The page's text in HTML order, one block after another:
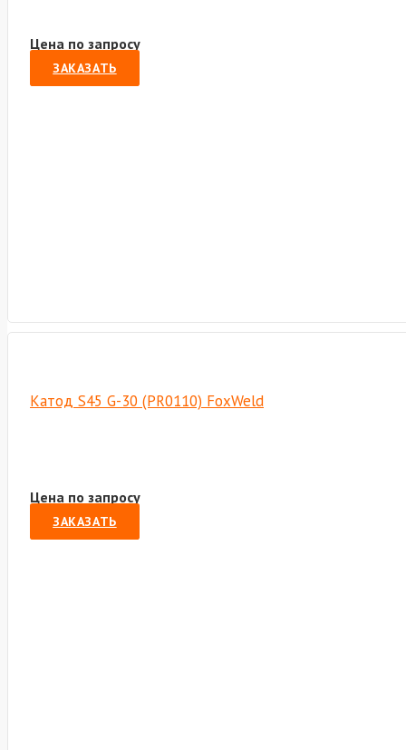
Цена по запросу
ЗАКАЗАТЬ
Катод S45 G-30 (PR0110) FoxWeld
Цена по запросу
ЗАКАЗАТЬ